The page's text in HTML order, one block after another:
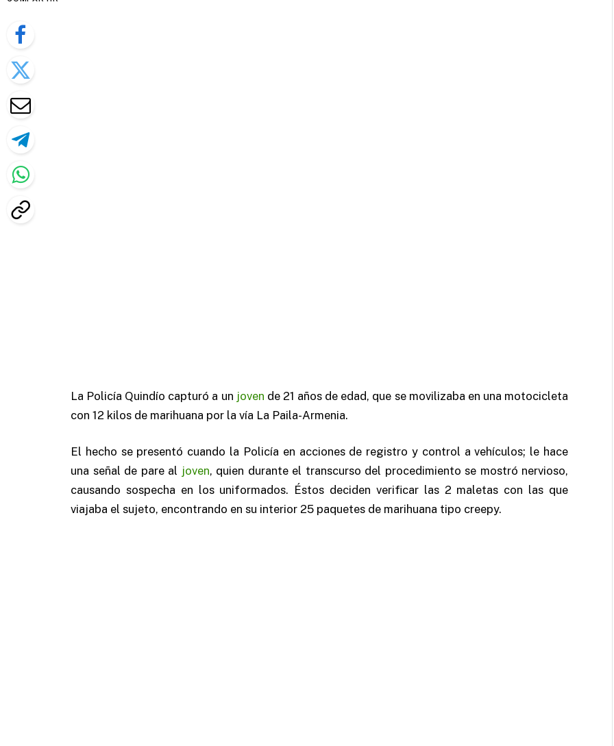
La Policía Quindío capturó a un joven de 21 años de edad, que se movilizaba en una motocicleta
con 12 kilos de marihuana por la vía La Paila-Armenia.
El hecho se presentó cuando la Policía en acciones de registro y control a vehículos; le hace
una señal de pare al joven, quien durante el transcurso del procedimiento se mostró nervioso,
causando sospecha en los uniformados. Éstos deciden verificar las 2 maletas con las que
viajaba el sujeto, encontrando en su interior 25 paquetes de marihuana tipo creepy.